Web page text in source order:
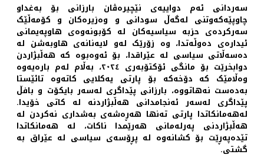
سەردانی ئەم دواییەی نێچیرەڤان بارزانی بۆ بەغداو
چاوپێەکەوتنی لەگەڵ سودانی و وەزیرەکان و کۆمەڵێک
سەرکردەی حزبە سیاسیەکان لە کۆبونەوەی هاوپەیمانی
ئیدارەی دەوڵەتدا، وە زۆرێک لەو لایەنانەی هاوبەشن لە
دەسەڵاتی سیاسی لە عێراقدا، بۆ ئەوەبوە کە هەڵبژاردن
دوابخرێت بۆ مانگی ئۆکتۆبەری ٢٠٢٤، بەڵام لەم بارەیەوە
وەڵامێک کە دۆخەکە بۆ پارتی یەکلایی کاتەوە تائێستا
بەدەست نەهاتووە، بارزانی پێداگری لەسەر بایکۆت و بافڵ
پێداگری لەسەر ئەنجامدانی هەڵبژاردنە لە کاتی خۆیدا.
لەهەمانکاتدا پارتی تەنها هەڕەشەی بەشداری نەکردن لە
هەڵبژاردنی پەرلەمانی هەرێمدا ناکات، لە هەمانکاتدا
تێدەپەڕێت بۆ کشانەوە لە پڕۆسەی سیاسی لە عێراق بە
گشتی.